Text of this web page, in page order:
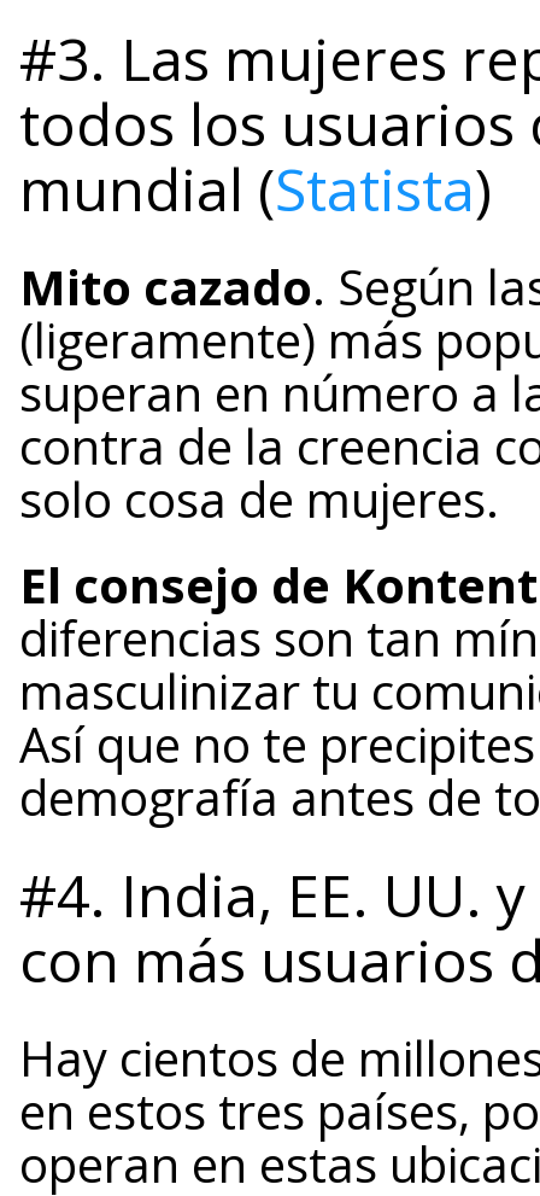
#3. Las mujeres
todos los usuarios
mundial (Statista)
Mito cazado. Según
(ligeramente) más
superan en número a
contra de la creencia
solo cosa de mujeres.
El consejo de
diferencias son tan
masculinizar tu
Así que no te
demografía antes de
#4. India, EE. UU.
con más usuarios
Hay cientos de
en estos tres países,
operan en estas